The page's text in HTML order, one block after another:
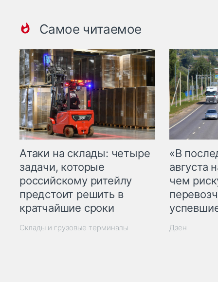
Самое читаемое
Атаки на склады: четыре
задачи, которые
российскому ритейлу
предстоит решить в
кратчайшие сроки
Склады и грузовые терминалы
«В
августа
чем
Дзен